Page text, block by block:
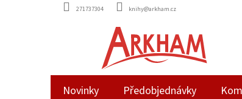
271737304 knihy@arkham.cz
Novinky Předobjednávky